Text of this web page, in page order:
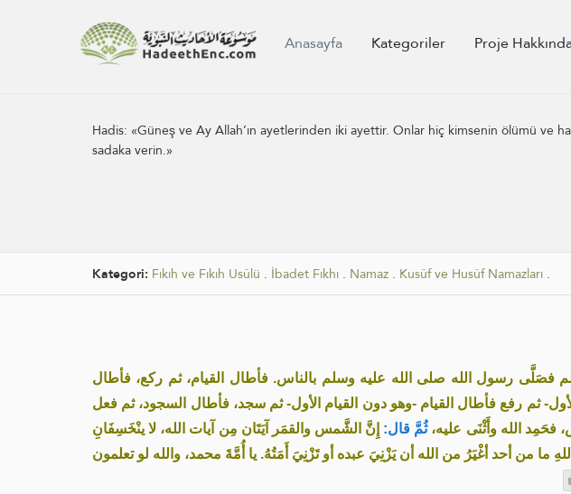
Anasayfa Kategoriler Proje
Hadis: «Güneş ve Ay Allah’ın ayetlerinden iki ayettir. Onlar hiç kimsenin ölümü ve
sadaka verin.»
Kategori: Fıkıh ve Fıkıh Usûlü . İbadet Fıkhı . Namaz . Kusûf ve Husûf Namazları .
رسول الله صلى الله عليه وسلم بالناس. فأطال القيام، ثم ركع، فأطال
ثم رفع فأطال القيام -وهو دون القيام الأول- ثم سجد، فأطال السجود، ثم فعل
الله وأَثْنَى عليه، ثُمَّ قال: إِنَّ الشَّمس والقمَر آيَتَان مِن آيات الله، لا ينْخَسِفَانِ
ما من أحد أغْيَرُ من الله أن يَزْنِيَ عبده أو تَزْنِيَ أَمَتُهُ. يا أُمَّةَ محمد، والله لو تعلمون